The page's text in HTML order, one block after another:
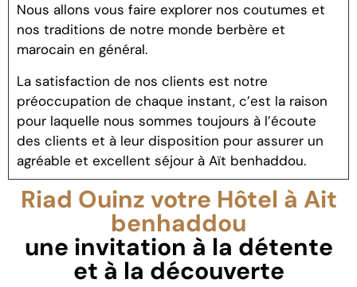
Nous allons vous faire explorer nos coutumes et
nos traditions de notre monde berbère et
marocain en général.
La satisfaction de nos clients est notre
préoccupation de chaque instant, c’est la raison
pour laquelle nous sommes toujours à l’écoute
des clients et à leur disposition pour assurer un
agréable et excellent séjour à Aït benhaddou.
Riad Ouinz votre Hôtel à Ait
benhaddou
une invitation à la détente
et à la découverte